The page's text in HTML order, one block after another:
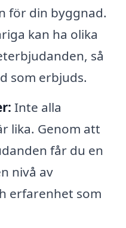
för din byggnad.
kan ha olika
så
som erbjuds.
Inte alla
lika. Genom att
får du en
nivå av
erfarenhet som